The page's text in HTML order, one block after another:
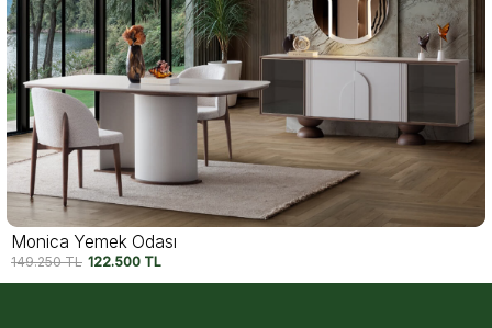
Monica Yemek Odası
149.250TL 122.500 TL